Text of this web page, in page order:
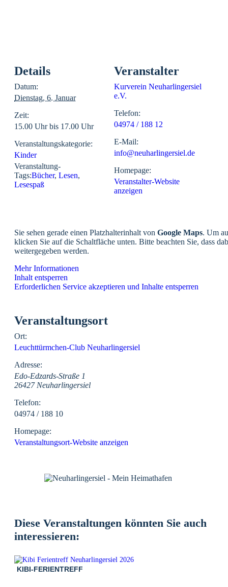
Details
Datum:
Dienstag, 6. Januar
Zeit:
15.00 Uhr bis 17.00 Uhr
Veranstaltungskategorie:
Kinder
Veranstaltung-
Tags:Bücher, Lesen,
Lesespaß
Veranstalter
Kurverein Neuharlingersiel
e.V.
Telefon:
04974 / 188 12
E-Mail:
info@neuharlingersiel.de
Homepage:
Veranstalter-Website
anzeigen
Veranstaltungsort
Ort:
Leuchttürmchen-Club Neuharlingersiel
Adresse:
Edo-Edzards-Straße 1
26427 Neuharlingersiel
Telefon:
04974 / 188 10
Homepage:
Veranstaltungsort-Website anzeigen
Sie sehen gerade einen Platzhalterinhalt von Google Maps. Um
klicken Sie auf die Schaltfläche unten. Bitte beachten Sie, dass
weitergegeben werden.
Mehr Informationen
Inhalt entsperren
Erforderlichen Service akzeptieren und Inhalte entsperren
Diese Veranstaltungen könnten Sie auch
interessieren:
KIBI-FERIENTREFF